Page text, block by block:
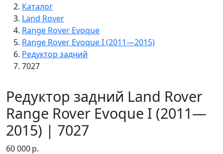
Каталог
Land Rover
Range Rover Evoque
Range Rover Evoque I (2011—2015)
Редуктор задний
7027
Редуктор задний Land Rover
Range Rover Evoque I (2011—
2015) | 7027
60 000р.